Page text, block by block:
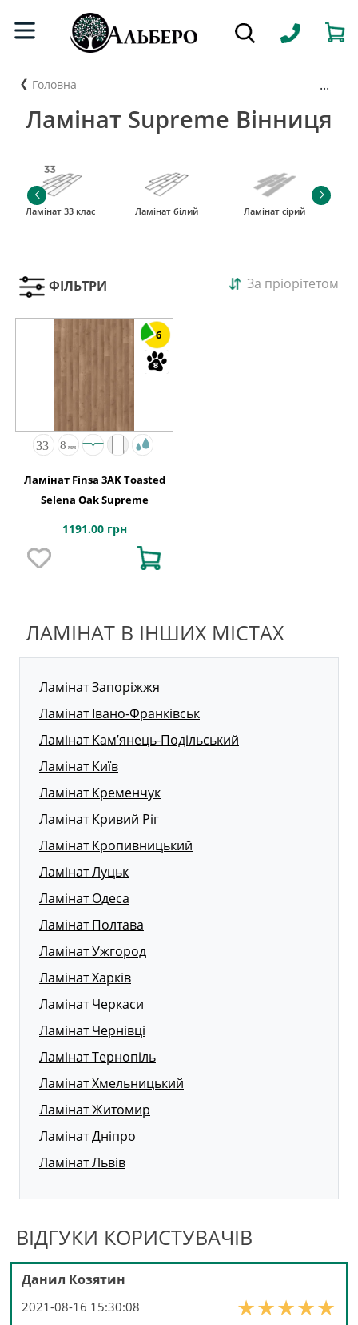
Головна ...
Ламінат Supreme Вінниця
Ламінат 33 клас Ламінат білий Ламінат сірий
ФІЛЬТРИ За пріорітетом
6
Ламінат Finsa 3AK Toasted
Selena Oak Supreme
1191.00 грн
ЛАМІНАТ В ІНШИХ МІСТАХ
Ламінат Запоріжжя
Ламінат Івано-Франківськ
Ламінат Кам’янець-Подільський
Ламінат Київ
Ламінат Кременчук
Ламінат Кривий Ріг
Ламінат Кропивницький
Ламінат Луцьк
Ламінат Одеса
Ламінат Полтава
Ламінат Ужгород
Ламінат Харків
Ламінат Черкаси
Ламінат Чернівці
Ламінат Тернопіль
Ламінат Хмельницький
Ламінат Житомир
Ламінат Дніпро
Ламінат Львів
ВІДГУКИ КОРИСТУВАЧІВ
Данил Козятин
2021-08-16 15:30:08